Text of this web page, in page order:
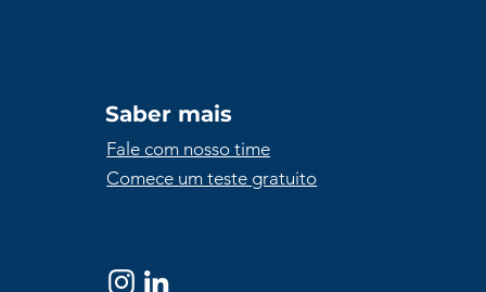
Saber mais
Fale com nosso time
Comece um teste gratuito